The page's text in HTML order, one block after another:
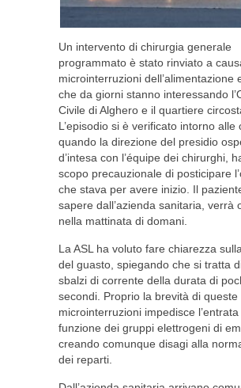
Un intervento di chirurgia generale
programmato è stato rinviato a
microinterruzioni dell’alimentazione
che da giorni stanno interessando
Civile di Alghero e il quartiere
L’episodio si è verificato intorno alle
quando la direzione del presidio
d’intesa con l’équipe dei chirurghi,
scopo precauzionale di posticipare
che stava per avere inizio. Il
sapere dall’azienda sanitaria, verrà
nella mattinata di domani.
La ASL ha voluto fare chiarezza
del guasto, spiegando che si tratta
sbalzi di corrente della durata di
secondi. Proprio la brevità di queste
microinterruzioni impedisce l’entrata
funzione dei gruppi elettrogeni di
creando comunque disagi alla
dei reparti.